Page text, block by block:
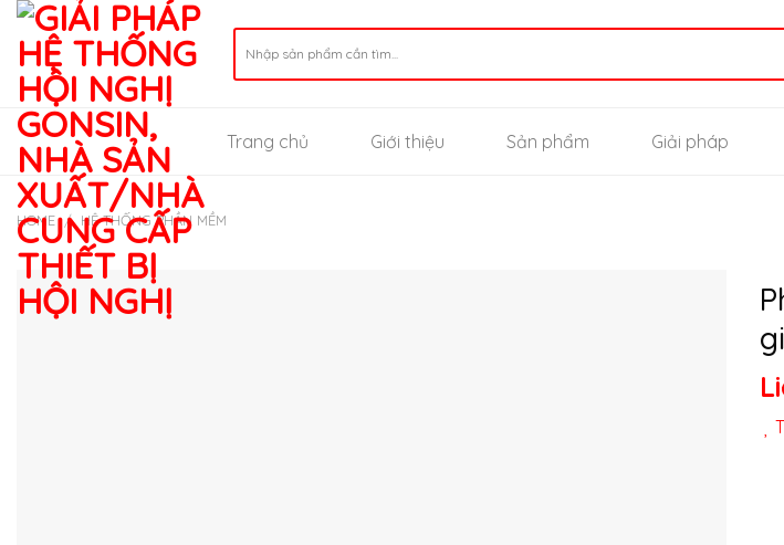
Skip
content
for:
Trang chủ Giới thiệu Sản phẩm Giải pháp
HOME / HỆ THỐNG PHẦN MỀM